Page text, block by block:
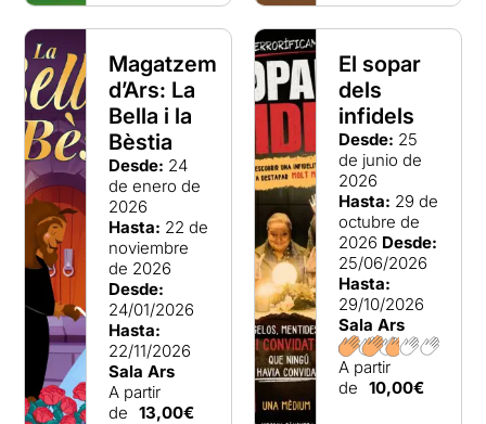
Magatzem
d’Ars: La
Bella i la
Bèstia
Desde: 24
de enero de
2026
Hasta: 22 de
noviembre
de 2026
Desde:
24/01/2026
Hasta:
22/11/2026
Sala Ars
A partir
de 13,00€
El sopar
dels
infidels
Desde: 25
de junio de
2026
Hasta: 29 de
octubre de
2026 Desde:
25/06/2026
Hasta:
29/10/2026
Sala Ars
A partir
de 10,00€